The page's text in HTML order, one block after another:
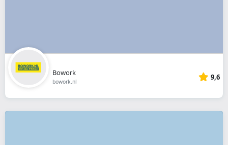
Bowork
bowork.nl 9,6